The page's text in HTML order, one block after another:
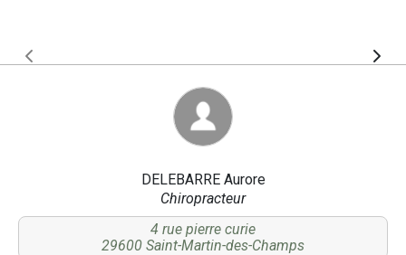
DELEBARRE Aurore
Chiropracteur
4 rue pierre curie
29600 Saint-Martin-des-Champs